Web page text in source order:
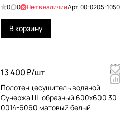
0 0 Нет в наличииАрт.00-0205-1050
В корзину
13 400 ₽/шт
Полотенцесушитель водяной
Сунержа Ш-образный 600х600 30-
0014-6060 матовый белый